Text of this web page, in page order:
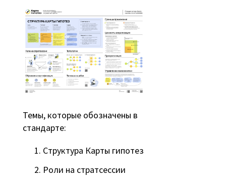
Темы, которые обозначены в
стандарте:
Структура Карты гипотез
Роли на стратсессии